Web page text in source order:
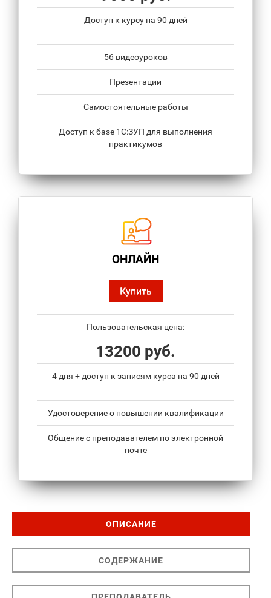
Доступ к курсу на 90 дней
56 видеоуроков
Презентации
Самостоятельные работы
Доступ к базе 1С:ЗУП для выполнения
практикумов
ОНЛАЙН
Купить
Пользовательская цена:
13200 руб.
4 дня + доступ к записям курса на 90 дней
Удостоверение о повышении квалификации
Общение с преподавателем по электронной
почте
ОПИСАНИЕ
СОДЕРЖАНИЕ